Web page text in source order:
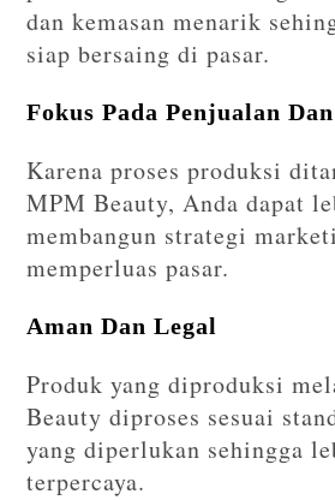
dan kemasan menarik
siap bersaing di pasar.
Fokus Pada Penjualan
Karena proses produksi
MPM Beauty, Anda dapat
membangun strategi
memperluas pasar.
Aman Dan Legal
Produk yang diproduksi
Beauty diproses sesuai
yang diperlukan sehingga
terpercaya.